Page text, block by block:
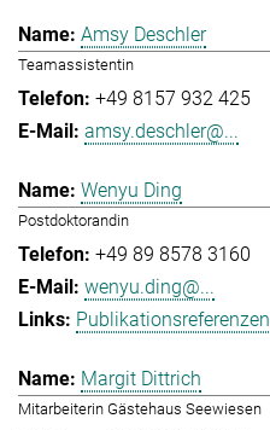
Amsy Deschler
Teamassistentin
+49 8157 932 425
amsy.deschler@...
Wenyu Ding
Postdoktorandin
+49 89 8578 3160
wenyu.ding@...
Publikationsreferenzen
Margit Dittrich
Mitarbeiterin Gästehaus Seewiesen